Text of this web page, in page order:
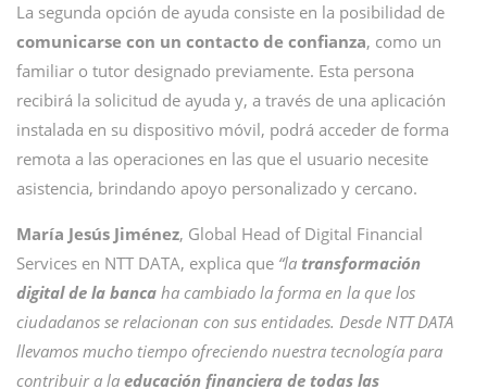
La segunda opción de ayuda consiste en la posibilidad de
comunicarse con un contacto de confianza, como un
familiar o tutor designado previamente. Esta persona
recibirá la solicitud de ayuda y, a través de una aplicación
instalada en su dispositivo móvil, podrá acceder de forma
remota a las operaciones en las que el usuario necesite
asistencia, brindando apoyo personalizado y cercano.
María Jesús Jiménez, Global Head of Digital Financial
Services en NTT DATA, explica que “la transformación
digital de la banca ha cambiado la forma en la que los
ciudadanos se relacionan con sus entidades. Desde NTT DATA
llevamos mucho tiempo ofreciendo nuestra tecnología para
contribuir a la educación financiera de todas las